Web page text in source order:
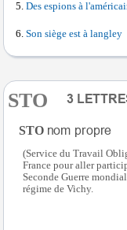
Des espions à
Son siège est à langley
STO
STO
(Service du Travail
France pour aller
Seconde Guerre
régime de Vichy.